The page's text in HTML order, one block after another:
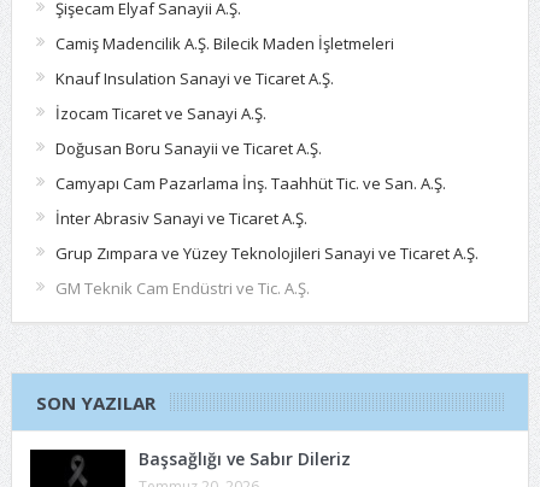
Şişecam Elyaf Sanayii A.Ş.
Camiş Madencilik A.Ş. Bilecik Maden İşletmeleri
Knauf Insulation Sanayi ve Ticaret A.Ş.
İzocam Ticaret ve Sanayi A.Ş.
Doğusan Boru Sanayii ve Ticaret A.Ş.
Camyapı Cam Pazarlama İnş. Taahhüt Tic. ve San. A.Ş.
İnter Abrasiv Sanayi ve Ticaret A.Ş.
Grup Zımpara ve Yüzey Teknolojileri Sanayi ve Ticaret A.Ş.
GM Teknik Cam Endüstri ve Tic. A.Ş.
SON YAZILAR
Başsağlığı ve Sabır Dileriz